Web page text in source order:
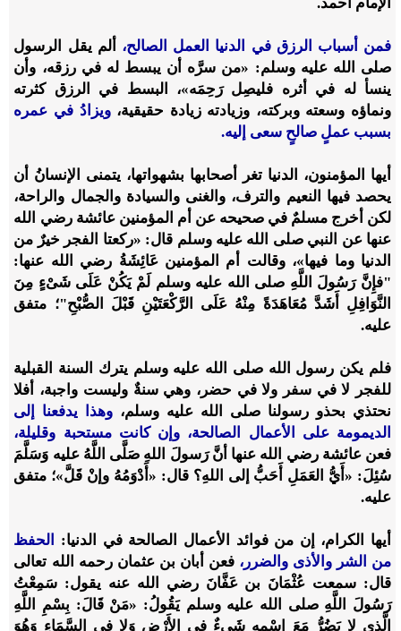
فمن أسباب الرزق في الدنيا العمل الصالح،
ألم يقل الرسول
صلى الله عليه وسلم: «من سرَّه أن يبسط له في رزقه، وأن
ينسأ له في أثره فليصِل رَحِمَه»، البسط في الرزق كثرته
ونماؤه وسعته وبركته، وزيادته زيادة حقيقية،ويزادُ في عمره
بسبب عملٍ صالحٍ سعى إليه.
أيها المؤمنون، الدنيا تغر أصحابها بشهواتها، يتمنى الإنسانُ أن
يحصد فيها النعيم والترف، والغنى والسيادة والجمال والراحة،
لكن أخرج مسلمٌ في صحيحه عن أم المؤمنين عائشة رضي الله
عنها عن النبي صلى الله عليه وسلم قال: «ركعتا الفجر خيرٌ من
الدنيا وما فيها»، وقالت أم المؤمنين عَائِشَةُ رضي الله عنها:
"فإِنَّ رَسُولَ اللَّهِ صلى الله عليه وسلم لَمْ يَكُنْ عَلَى شَىْءٍ مِنَ
النَّوَافِلِ أَشَدَّ مُعَاهَدَةً مِنْهُ عَلَى الرَّكْعَتَيْنِ قَبْلَ الصُّبْحِ"؛ متفق
عليه.
فلم يكن رسول الله صلى الله عليه وسلم يترك السنة القبلية
للفجر لا في سفر ولا في حضر، وهي سنةٌ وليست واجبة، أفلا
نحتذي بحذو رسولنا صلى الله عليه وسلم، وهذا يدفعنا إلى
الديمومة على الأعمال الصالحة، وإن كانت مستحبة وقليلة،
فعن عائشة رضي الله عنها أنَّ رَسولَ اللهِ صَلَّى اللَّهُ عليه وَسَلَّمَ
سُئِلَ: «أَيُّ العَمَلِ أَحَبُّ إلى اللهِ؟ قال: «أَدْوَمُهُ وإنْ قَلَّ»؛ متفق
عليه.
أيها الكرام، إن من فوائد الأعمال الصالحة في الدنيا:
الحفظ
من الشر والأذى والضرر، فعن أبان بن عثمان رحمه الله تعالى
قال: سمعت عُثْمَانَ بن عَفَّانَ رضي الله عنه يقول: سَمِعْتُ
رَسُولَ اللَّهِ صلى الله عليه وسلم يَقُولُ: «مَنْ قَالَ: بِسْمِ اللَّهِ
الَّذِي لا يَضُرُّ مَعَ اسْمِهِ شَيءٌ فِي الأَرْضِ وَلا فِي السَّمَاءِ وَهُوَ